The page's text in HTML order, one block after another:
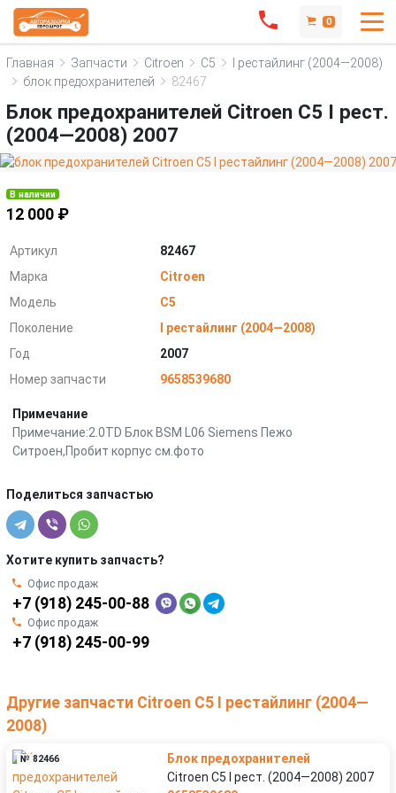
0
Главная Запчасти Citroen C5
I рестайлинг (2004—2008)
блок предохранителей
82467
Блок предохранителей Citroen C5 I рест.
(2004—2008) 2007
В наличии
12 000 ₽
Артикул
82467
Марка
Citroen
Модель
C5
Поколение
I рестайлинг (2004—2008)
Год
2007
Номер запчасти
9658539680
Примечание
Примечание:2.0TD Блок BSM L06 Siemens Пежо
Ситроен,Пробит корпус см.фото
Поделиться запчастью
Хотите купить запчасть?
Офис продаж
+7 (918) 245-00-88
Офис продаж
+7 (918) 245-00-99
Другие запчасти Citroen C5 I рестайлинг (2004—
2008)
№ 82466
Блок предохранителей
Citroen C5 I рест. (2004—2008) 2007